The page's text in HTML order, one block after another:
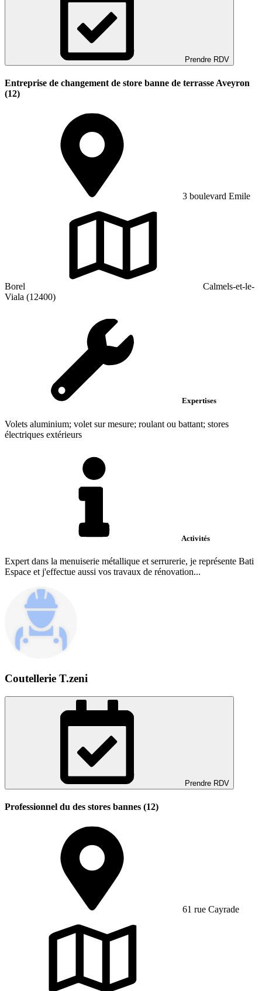
Prendre RDV
Entreprise de changement de store banne de terrasse Aveyron
(12)
3 boulevard Emile
Borel
Calmels-et-le-
Viala (12400)
Expertises
Volets aluminium; volet sur mesure; roulant ou battant; stores
électriques extérieurs
Activités
Expert dans la menuiserie métallique et serrurerie, je représente Bati
Espace et j'effectue aussi vos travaux de rénovation...
Coutellerie T.zeni
Prendre RDV
Professionnel du des stores bannes (12)
61 rue Cayrade